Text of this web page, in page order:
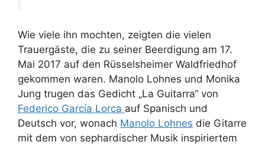
Wie viele ihn mochten, zeigten die vielen
Trauergäste, die zu seiner Beerdigung am 17.
Mai 2017 auf den Rüsselsheimer Waldfriedhof
gekommen waren. Manolo Lohnes und Monika
Jung trugen das Gedicht „La Guitarra“ von
Federico García Lorca auf Spanisch und
Deutsch vor, wonach Manolo Lohnes die Gitarre
mit dem von sephardischer Musik inspiriertem